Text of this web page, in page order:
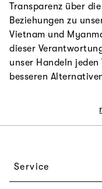
Transparenz über
Beziehungen zu
Vietnam und
dieser
unser Handeln
besseren
Service